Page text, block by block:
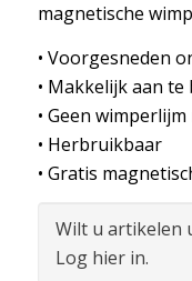
magnetische
• Voorgesneden
• Makkelijk aan
• Geen
• Herbruikbaar
• Gratis
Wilt u artikelen
Log hier in.